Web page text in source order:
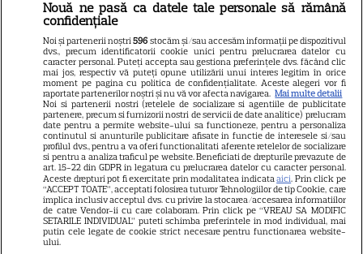
7
Rider din Universul Marvel.
Anunțul făcut la Comic-Con i-
a entuziasmat pe fani
DISNEY PLUS
„Diavolul se îmbracă de la
Prada 2” s-a lansat pe Disney+.
Meryl Streep și Anne
Hathaway revin la revista
Runway
Nouă ne pasă ca datele tale personale să rămână
confidențiale
Noi și partenerii noștri596 stocăm și/sau accesăm informații pe dispozitivul
dvs., precum identificatorii cookie unici pentru prelucrarea datelor cu
caracter personal. Puteți accepta sau gestiona preferințele dvs. făcând clic
mai jos, respectiv vă puteți opune utilizării unui interes legitim în orice
moment pe pagina cu politica de confidențialitate. Aceste alegeri vor fi
raportate partenerilor noștri și nu vă vor afecta navigarea. Mai multe detalii
Noi si partenerii nostri (retelele de socializare si agentiile de publicitate
partenere, precum si furnizorii nostri de servicii de date analitice) prelucram
date pentru a permite website-ului sa functioneze, pentru a personaliza
continutul si anunturile publicitare afisate in functie de interesele si/sau
profilul dvs., pentru a va oferi functionalitati aferente retelelor de socializare
si pentru a analiza traficul pe website. Beneficiati de drepturile prevazute de
art. 15-22 din GDPR in legatura cu prelucrarea datelor cu caracter personal.
Aceste drepturi pot fi exercitate prin modalitatea indicataaici. Prin click pe
“ACCEPT TOATE”, acceptati folosirea tuturor Tehnologiilor de tip Cookie, care
implica inclusiv acceptul dvs. cu privire la stocarea/accesarea informatiilor
de catre Vendor-ii cu care colaboram. Prin click pe “VREAU SA MODIFIC
SETARILE INDIVIDUAL” puteti schimba preferintele in mod individual, mai
putin cele legate de cookie strict necesare pentru functionarea website-
ului.